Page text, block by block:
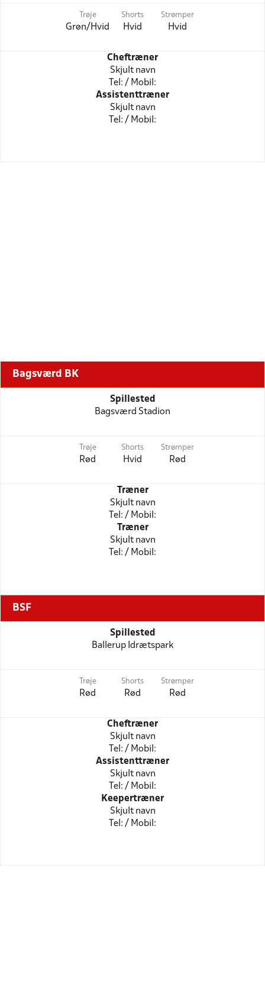
Trøje
Grøn/Hvid
Shorts
Hvid
Strømper
Hvid
Cheftræner
Skjult navn
Tel: / Mobil:
Assistenttræner
Skjult navn
Tel: / Mobil:
Bagsværd BK
Spillested
Bagsværd Stadion
Trøje
Rød
Shorts
Hvid
Strømper
Rød
Træner
Skjult navn
Tel: / Mobil:
Træner
Skjult navn
Tel: / Mobil:
BSF
Spillested
Ballerup Idrætspark
Trøje
Rød
Shorts
Rød
Strømper
Rød
Cheftræner
Skjult navn
Tel: / Mobil:
Assistenttræner
Skjult navn
Tel: / Mobil:
Keepertræner
Skjult navn
Tel: / Mobil: